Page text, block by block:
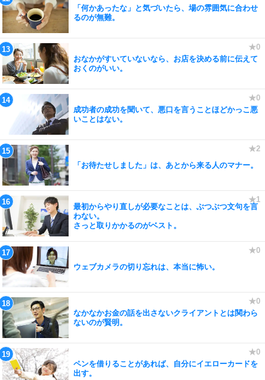
「何かあったな」と気づいたら、場の雰囲気に合わせ
るのが無難。
おなかがすいていないなら、お店を決める前に伝えて
おくのがいい。
成功者の成功を聞いて、悪口を言うことほどかっこ悪
いことはない。
「お待たせしました」は、あとから来る人のマナー。
最初からやり直しが必要なことは、ぶつぶつ文句を言
わない。
さっと取りかかるのがベスト。
ウェブカメラの切り忘れは、本当に怖い。
なかなかお金の話を出さないクライアントとは関わら
ないのが賢明。
ペンを借りることがあれば、自分にイエローカードを
出す。